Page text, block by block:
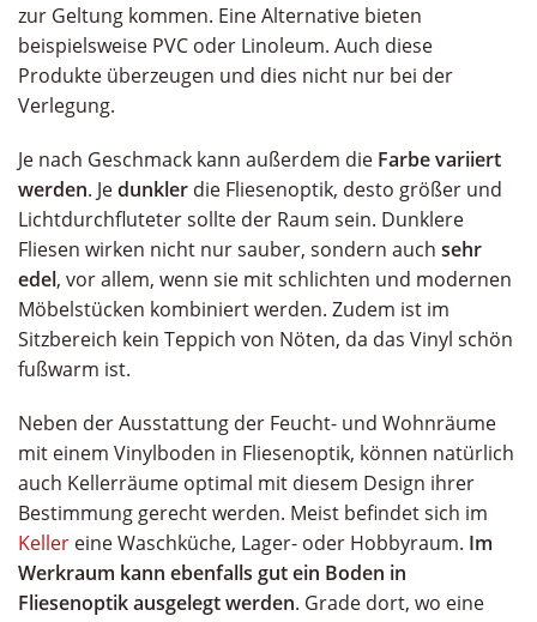
zur Geltung kommen. Eine Alternative bieten
beispielsweise PVC oder Linoleum. Auch diese
Produkte überzeugen und dies nicht nur bei der
Verlegung.
Je nach Geschmack kann außerdem die Farbe variiert
werden. Jedunkler die Fliesenoptik, desto größer und
Lichtdurchfluteter sollte der Raum sein. Dunklere
Fliesen wirken nicht nur sauber, sondern auch sehr
edel, vor allem, wenn sie mit schlichten und modernen
Möbelstücken kombiniert werden. Zudem ist im
Sitzbereich kein Teppich von Nöten, da das Vinyl schön
fußwarm ist.
Neben der Ausstattung der Feucht- und Wohnräume
mit einem Vinylboden in Fliesenoptik, können natürlich
auch Kellerräume optimal mit diesem Design ihrer
Bestimmung gerecht werden. Meist befindet sich im
Keller eine Waschküche, Lager- oder Hobbyraum. Im
Werkraum kann ebenfalls gut ein Boden in
Fliesenoptik ausgelegt werden. Grade dort, wo eine